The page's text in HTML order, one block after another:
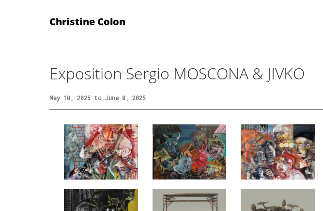
Christine Colon
Exposition Sergio MOSCONA & JIVKO
May 10, 2025 to June 8, 2025